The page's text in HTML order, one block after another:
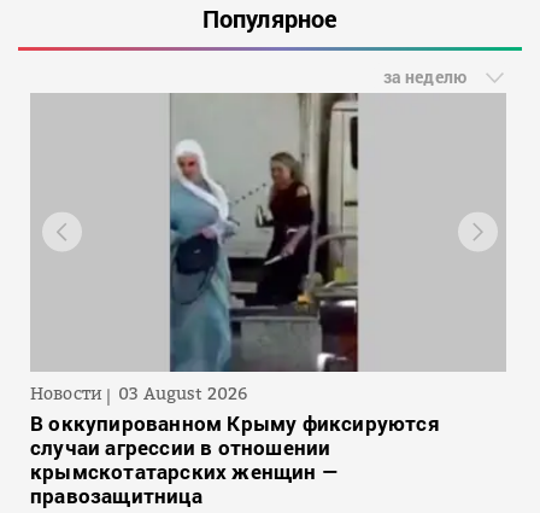
Популярное
за неделю
Новости 03 August 2026
В оккупированном Крыму фиксируются
случаи агрессии в отношении
крымскотатарских женщин —
правозащитница